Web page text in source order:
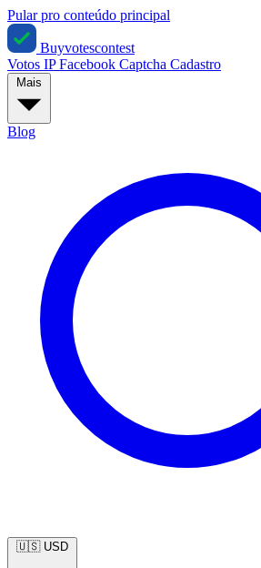
Pular pro conteúdo principal
Buyvotescontest
Votos IPFacebook Captcha Cadastro
Blog
🇺🇸 USD